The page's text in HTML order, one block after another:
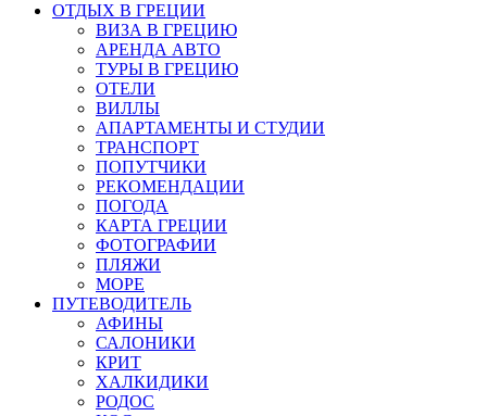
ОТДЫХ В ГРЕЦИИ
ВИЗА В ГРЕЦИЮ
АРЕНДА АВТО
ТУРЫ В ГРЕЦИЮ
ОТЕЛИ
ВИЛЛЫ
АПАРТАМЕНТЫ И СТУДИИ
ТРАНСПОРТ
ПОПУТЧИКИ
РЕКОМЕНДАЦИИ
ПОГОДА
КАРТА ГРЕЦИИ
ФОТОГРАФИИ
ПЛЯЖИ
МОРЕ
ПУТЕВОДИТЕЛЬ
АФИНЫ
САЛОНИКИ
КРИТ
ХАЛКИДИКИ
РОДОС